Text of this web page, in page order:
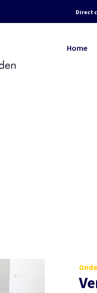
Direct
Home